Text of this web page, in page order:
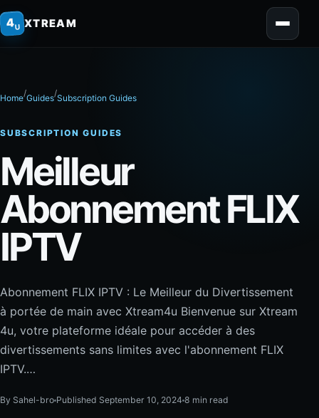
4U XTREAM
Home/Guides/Subscription Guides
SUBSCRIPTION GUIDES
Meilleur
Abonnement FLIX
IPTV
Abonnement FLIX IPTV : Le Meilleur du Divertissement
à portée de main avec Xtream4u Bienvenue sur Xtream
4u, votre plateforme idéale pour accéder à des
divertissements sans limites avec l'abonnement FLIX
IPTV.…
By Sahel-bro Published September 10, 2024 8 min read